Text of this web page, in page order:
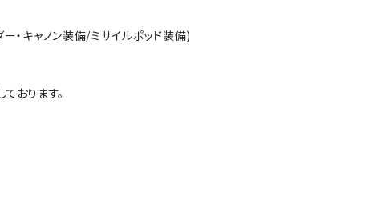
・キャノン装備/ミサイルポッド装備)
おります。